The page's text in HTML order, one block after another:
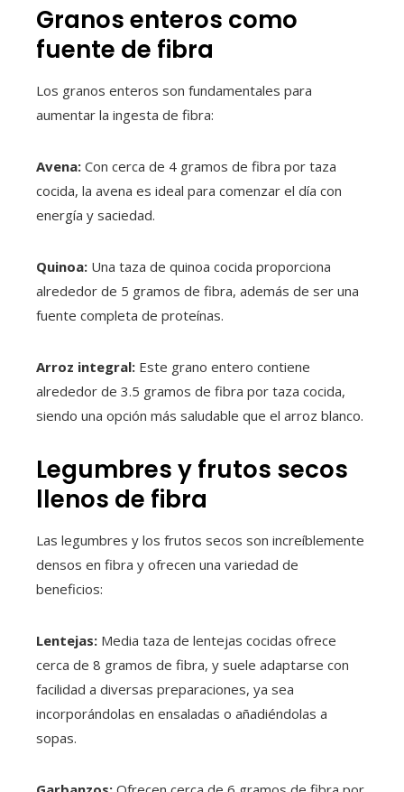
Granos enteros como
fuente de fibra
Los granos enteros son fundamentales para
aumentar la ingesta de fibra:
Avena: Con cerca de 4 gramos de fibra por taza
cocida, la avena es ideal para comenzar el día con
energía y saciedad.
Quinoa: Una taza de quinoa cocida proporciona
alrededor de 5 gramos de fibra, además de ser una
fuente completa de proteínas.
Arroz integral: Este grano entero contiene
alrededor de 3.5 gramos de fibra por taza cocida,
siendo una opción más saludable que el arroz blanco.
Legumbres y frutos secos
llenos de fibra
Las legumbres y los frutos secos son increíblemente
densos en fibra y ofrecen una variedad de
beneficios:
Lentejas: Media taza de lentejas cocidas ofrece
cerca de 8 gramos de fibra, y suele adaptarse con
facilidad a diversas preparaciones, ya sea
incorporándolas en ensaladas o añadiéndolas a
sopas.